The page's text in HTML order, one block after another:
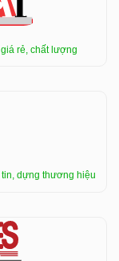
rẻ, chất lượng
dựng thương hiệu